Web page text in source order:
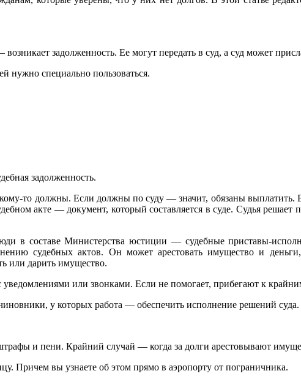
задолженность. Ее могут передать в суд, а суд может
нужно специально пользоваться.
задолженность.
то должны. Если должны по суду — значит, обязаны выплатить.
акте — документ, который составляется в суде. Судья решает
в составе Министерства юстиции — судебные приставы-
судебных актов. Он может арестовать имущество и
или дарить имущество.
или звонками. Если не помогает, прибегают к
у которых работа — обеспечить исполнение решений
и пени. Крайний случай — когда за долги арестовывают
Причем вы узнаете об этом прямо в аэропорту от пограничника.